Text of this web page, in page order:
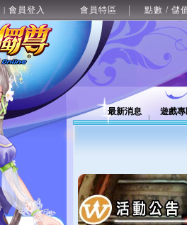
| 會員登入 會員特區 點數 / 儲
最新消息 遊戲